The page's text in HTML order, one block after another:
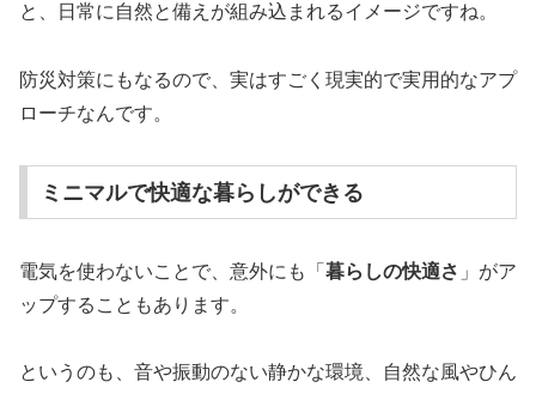
と、日常に自然と備えが組み込まれるイメージですね。
防災対策にもなるので、実はすごく現実的で実用的なアプ
ローチなんです。
ミニマルで快適な暮らしができる
電気を使わないことで、意外にも「 暮らしの快適さ 」がア
ップすることもあります。
というのも、音や振動のない静かな環境、自然な風やひん